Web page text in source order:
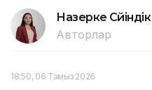
Назерке Сүйіндік
Авторлар
18:50, 06 Тамыз 2026